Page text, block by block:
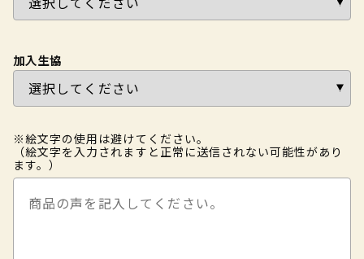
加入生協
※絵文字の使用は避けてください。
（絵文字を入力されますと正常に送信されない可能性があり
ます。）